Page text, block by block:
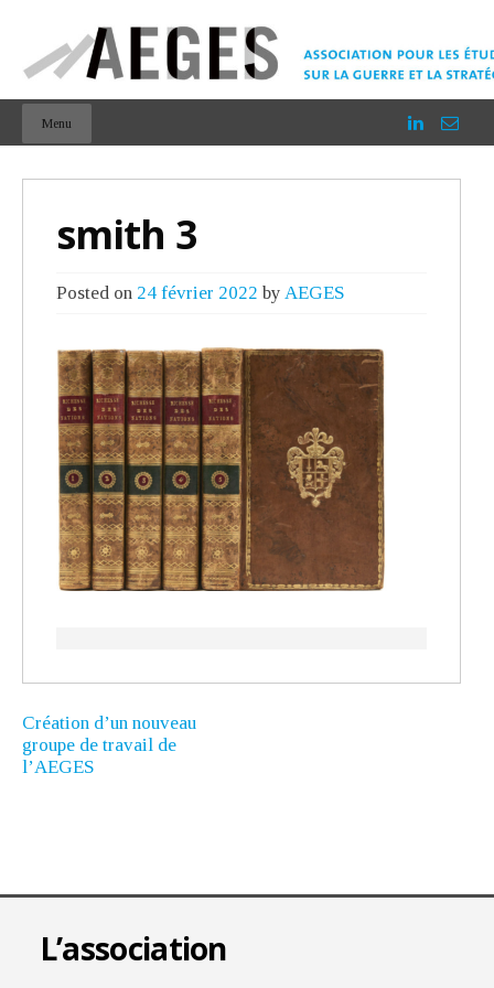
Menu
smith 3
Posted on 24 février 2022 by AEGES
Création d’un nouveau
groupe de travail de
l’AEGES
L’association